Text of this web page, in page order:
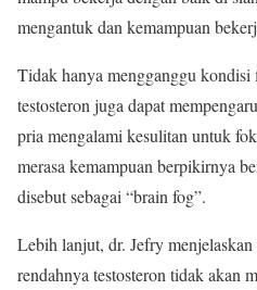
mengantuk dan kemampuan
Tidak hanya mengganggu
testosteron juga dapat
pria mengalami kesulitan untuk
merasa kemampuan berpikirnya
disebut sebagai “brain fog”.
Lebih lanjut, dr. Jefry
rendahnya testosteron tidak akan